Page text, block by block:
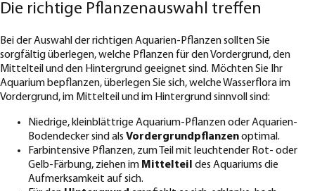
Die richtige Pflanzenauswahl treffen
Bei der Auswahl der richtigen Aquarien-Pflanzen sollten Sie
sorgfältig überlegen, welche Pflanzen für den Vordergrund, den
Mittelteil und den Hintergrund geeignet sind. Möchten Sie Ihr
Aquarium bepflanzen, überlegen Sie sich, welche Wasserflora im
Vordergrund, im Mittelteil und im Hintergrund sinnvoll sind:
Niedrige, kleinblättrige Aquarium-Pflanzen oder Aquarien-
Bodendecker sind als Vordergrundpflanzenoptimal.
Farbintensive Pflanzen, zum Teil mit leuchtender Rot- oder
Gelb-Färbung, ziehen im Mittelteil des Aquariums die
Aufmerksamkeit auf sich.